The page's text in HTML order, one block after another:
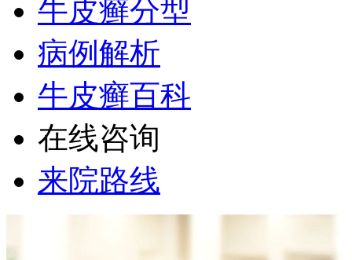
牛皮癣分型
病例解析
牛皮癣百科
在线咨询
来院路线